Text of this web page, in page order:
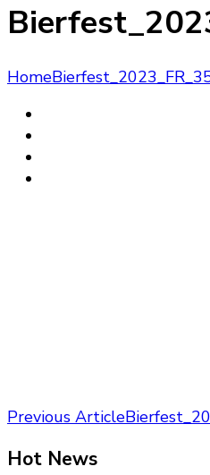
Home
Post
Navigation
Previous Article
Hot News